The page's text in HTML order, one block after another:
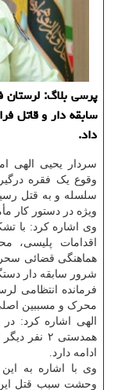
پرسی بلاگ: لرستان
سابقه دار و قاتل
داد.
وقوع یک فقره
ویژه در دستور کار
وی اشاره کرد: با
اقدامات پلیسی،
هماهنگی قضائی
شرور سابقه دار
محرک و مسببین
الهی اشاره کرد:
همدستی ۲
ادامه دارد.
وی با اشاره به
وحشت سبب قتل این